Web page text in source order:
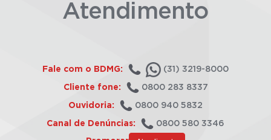
Atendimento
Fale com o BDMG: (31) 3219-8000
Cliente fone: 0800 283 8337
Ouvidoria: 0800 940 5832
Canal de Denúncias: 0800 580 3346